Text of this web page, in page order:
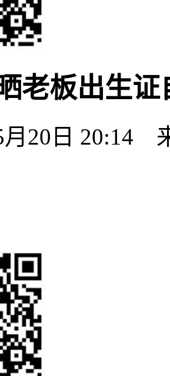
老板出生
月20日 20:14